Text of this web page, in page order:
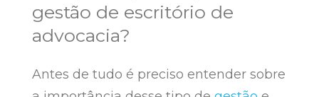
gestão de escritório de
advocacia?
Antes de tudo é preciso entender sobre